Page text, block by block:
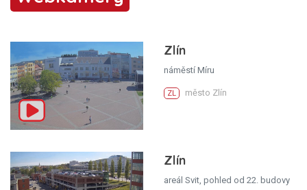
Zlín
náměstí Míru
ZL město Zlín
Zlín
areál Svit, pohled od 22. budovy